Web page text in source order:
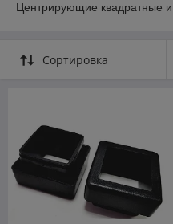
Центрирующие квадратные и
Сортировка